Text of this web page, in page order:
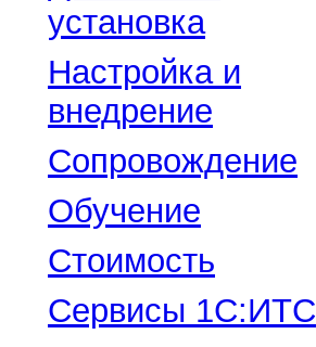
установка
Настройка и
внедрение
Сопровождение
Обучение
Стоимость
Сервисы 1С:ИТС